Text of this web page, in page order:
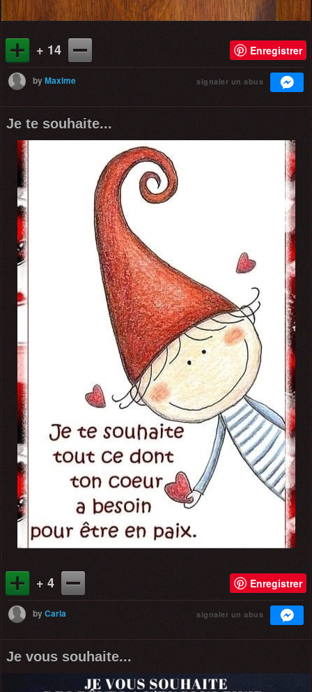
+ 14 Enregistrer
byMaxime signaler un abus
Je te souhaite...
+ 4 Enregistrer
byCarla signaler un abus
Je vous souhaite...